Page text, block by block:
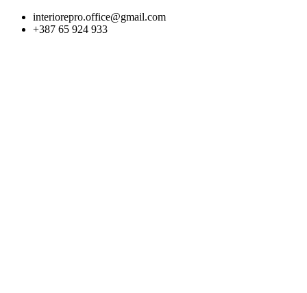
Skip
interiorepro.office@gmail.com
+387 65 924 933